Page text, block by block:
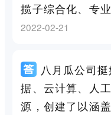
揽子综合化、专
2022-02-21
八月瓜公司
据、云计算、人
源，创建了以涵